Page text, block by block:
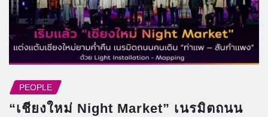
PEOPLE
“เชียงใหม่ Night Market” เนรมิตถนน